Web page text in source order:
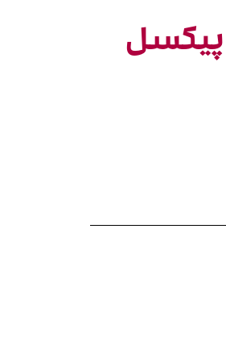
استیج کف ال ای دی 64 پیکسل